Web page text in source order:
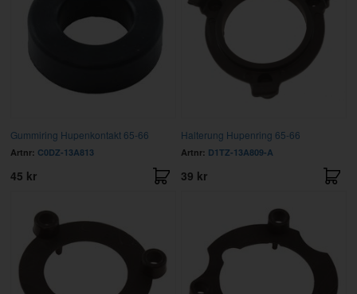
Gummiring Hupenkontakt 65-66
Artnr: C0DZ-13A813
45 kr
Halterung Hupenring 65-66
Artnr: D1TZ-13A809-A
39 kr